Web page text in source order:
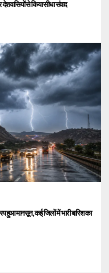
से किया सीधा संवाद
मानसून, कई जिलों में भारी बारिश का